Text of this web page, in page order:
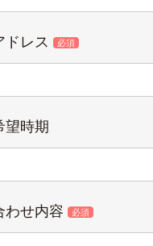
ドレス 必須
望時期
わせ内容 必須